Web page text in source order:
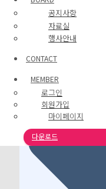
공지사항
자료실
행사안내
CONTACT
MEMBER
로그인
회원가입
마이페이지
다운로드